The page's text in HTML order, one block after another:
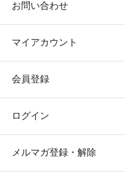
お問い合わせ
マイアカウント
会員登録
ログイン
メルマガ登録・解除